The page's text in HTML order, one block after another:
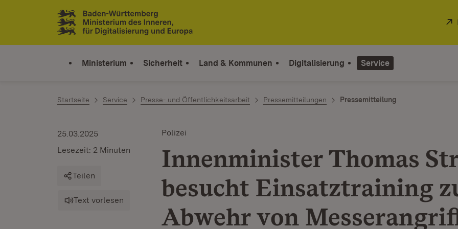
Zum Inhalt springen
Link zur Startseite
Ministerium Sicherheit Land & Kommunen Digitalisierung Service
Startseite Service Presse- und Öffentlichkeitsarbeit Pressemitteilungen Pressemitteilung
Polizei
Innenminister Thomas
besucht Einsatztraining
Abwehr von
25.03.2025
Lesezeit: 2 Minuten
Teilen
Text vorlesen